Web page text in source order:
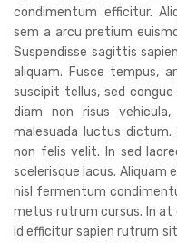
condimentum efficitur.
sem a arcu pretium
Suspendisse sagittis
aliquam. Fusce tempus,
suscipit tellus, sed
diam non risus
malesuada luctus
non felis velit. In sed
scelerisque lacus.
nisl fermentum
metus rutrum cursus. In at
id efficitur sapien rutrum